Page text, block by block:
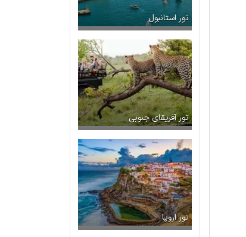
تور استانبول
تور آفریقای جنوبی
تور اروپا